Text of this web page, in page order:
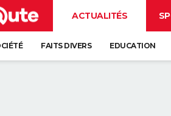
ACTUALITÉS
FAITS DIVERS EDUCATION